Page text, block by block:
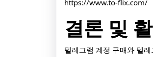
https://www.to-flix.com/
결론 및
텔레그램 계정 구매와 텔